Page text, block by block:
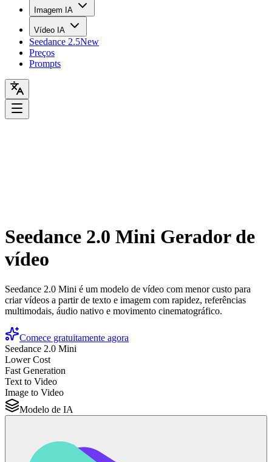
Imagem IA
Vídeo IA
Seedance 2.5New
Preços
Prompts
Seedance 2.0 Mini Gerador de
vídeo
Seedance 2.0 Mini é um modelo de vídeo com menor custo para
criar vídeos a partir de texto e imagem com rapidez, referências
multimodais, áudio nativo e movimento cinematográfico.
Comece gratuitamente agora
Seedance 2.0 Mini
Lower Cost
Fast Generation
Text to Video
Image to Video
Modelo de IA